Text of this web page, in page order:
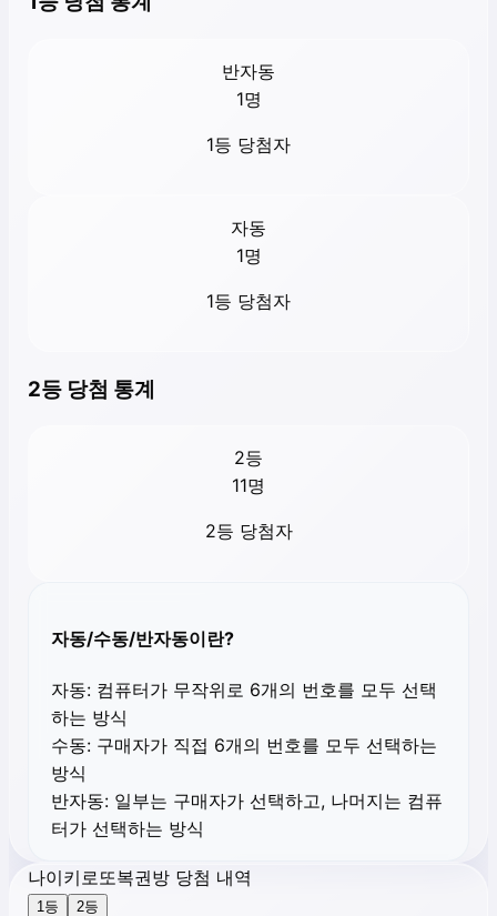
반자동
1명
1등 당첨자
자동
1명
1등 당첨자
2등 당첨 통계
2등
11명
2등 당첨자
자동/수동/반자동이란?
자동: 컴퓨터가 무작위로 6개의 번호를 모두 선택
하는 방식
수동: 구매자가 직접 6개의 번호를 모두 선택하는
방식
반자동: 일부는 구매자가 선택하고, 나머지는 컴퓨
터가 선택하는 방식
나이키로또복권방 당첨 내역
1등 2등